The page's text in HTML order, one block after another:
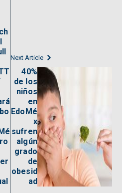
Next Article
40%
de los
niños
en
EdoMé
x
sufren
algún
grado
de
obesid
ad